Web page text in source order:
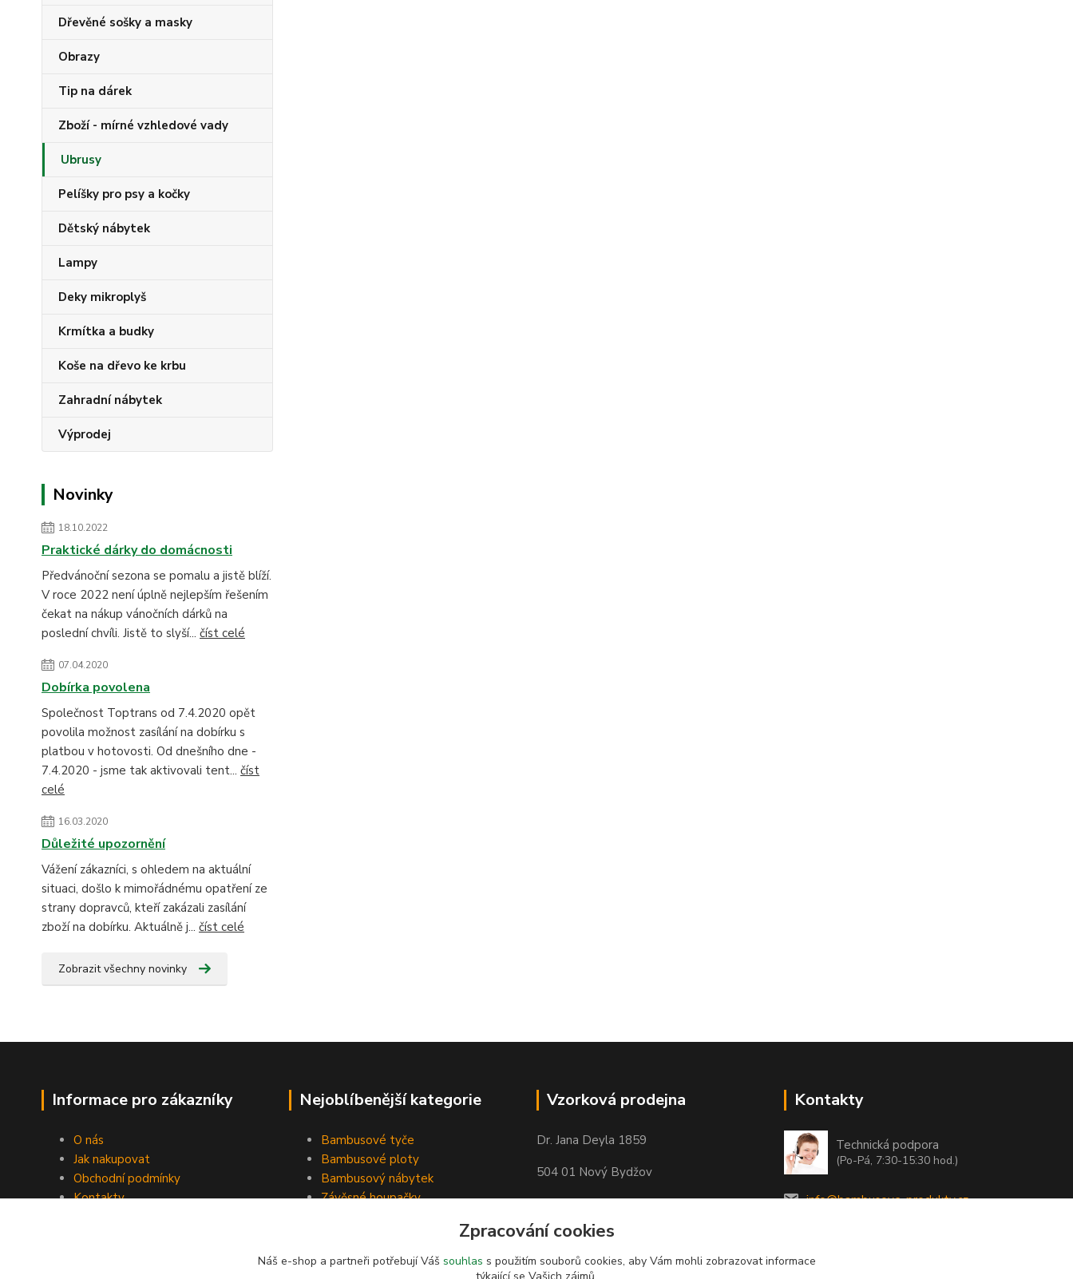
Dřevěné sošky a masky
Obrazy
Tip na dárek
Zboží - mírné vzhledové vady
Ubrusy
Pelíšky pro psy a kočky
Dětský nábytek
Lampy
Deky mikroplyš
Krmítka a budky
Koše na dřevo ke krbu
Zahradní nábytek
Výprodej
Novinky
18.10.2022
Praktické dárky do domácnosti
Předvánoční sezona se pomalu a jistě blíží.
V roce 2022 není úplně nejlepším řešením
čekat na nákup vánočních dárků na
poslední chvíli. Jistě to slyší... číst celé
07.04.2020
Dobírka povolena
Společnost Toptrans od 7.4.2020 opět
povolila možnost zasílání na dobírku s
platbou v hotovosti. Od dnešního dne -
7.4.2020 - jsme tak aktivovali tent... číst
celé
16.03.2020
Důležité upozornění
Vážení zákazníci, s ohledem na aktuální
situaci, došlo k mimořádnému opatření ze
strany dopravců, kteří zakázali zasílání
zboží na dobírku. Aktuálně j... číst celé
Zobrazit všechny novinky
Informace pro zákazníky
O nás
Jak nakupovat
Obchodní podmínky
Kontakty
Nejoblíbenější kategorie
Bambusové tyče
Bambusové ploty
Bambusový nábytek
Závěsné houpačky
Vzorková prodejna
Dr. Jana Deyla 1859
504 01 Nový Bydžov
Otevírací doba:
Po - Pá 8:00 - 17:00
So - 8:00 - 17:00
Kontakty
Technická podpora
(Po-Pá, 7:30-15:30 hod.)
info@bambusove-produkty.cz
Zpracování cookies
Náš e-shop a partneři potřebují Váš souhlas s použitím souborů cookies, aby Vám mohli zobrazovat informace